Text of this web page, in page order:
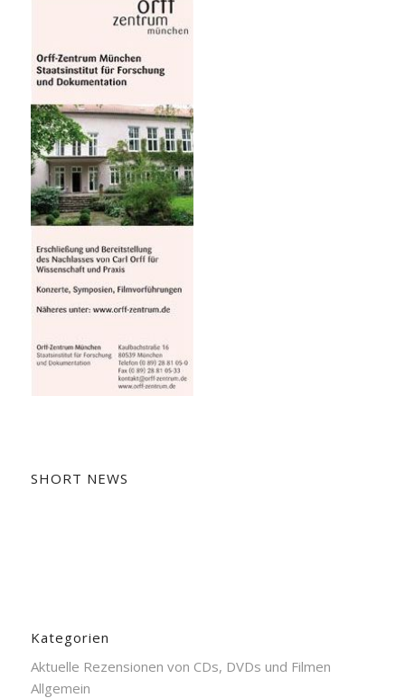
SHORT NEWS
Kategorien
Aktuelle Rezensionen von CDs, DVDs und Filmen
Allgemein